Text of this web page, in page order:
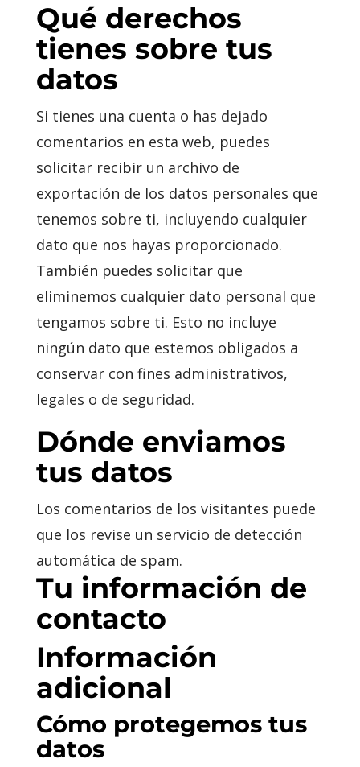
Qué derechos
tienes sobre tus
datos
Si tienes una cuenta o has dejado
comentarios en esta web, puedes
solicitar recibir un archivo de
exportación de los datos personales que
tenemos sobre ti, incluyendo cualquier
dato que nos hayas proporcionado.
También puedes solicitar que
eliminemos cualquier dato personal que
tengamos sobre ti. Esto no incluye
ningún dato que estemos obligados a
conservar con fines administrativos,
legales o de seguridad.
Dónde enviamos
tus datos
Los comentarios de los visitantes puede
que los revise un servicio de detección
automática de spam.
Tu información de
contacto
Información
adicional
Cómo protegemos tus
datos